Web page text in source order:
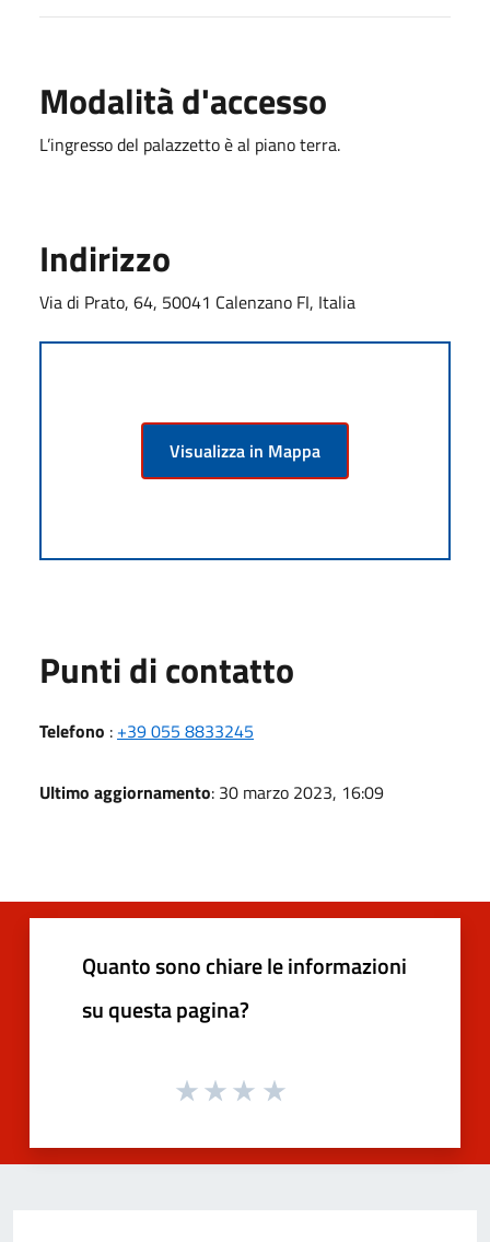
Modalità d'accesso
L’ingresso del palazzetto è al piano terra.
Indirizzo
Via di Prato, 64, 50041 Calenzano FI, Italia
Visualizza in Mappa
Punti di contatto
Telefono : +39 055 8833245
Ultimo aggiornamento: 30 marzo 2023, 16:09
Quanto sono chiare le informazioni
su questa pagina?